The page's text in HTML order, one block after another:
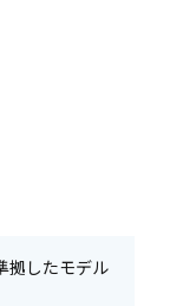
拠したモデル